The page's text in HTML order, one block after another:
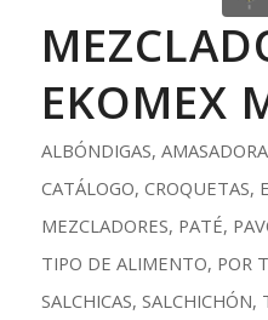
EKOMEX
ALBÓNDIGAS,
CATÁLOGO, CROQUETAS,
MEZCLADORES, PATÉ,
TIPO DE ALIMENTO, POR
SALCHICAS, SALCHICHÓN,